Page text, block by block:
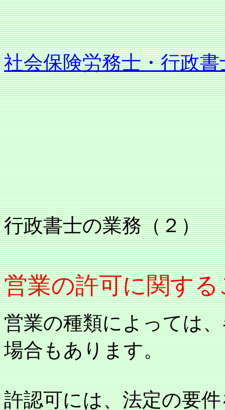
社会保険労務士・行政
行政書士の業務（２）
営業の許可に関する
営業の種類によっては
場合もあります。
許認可には、法定の要